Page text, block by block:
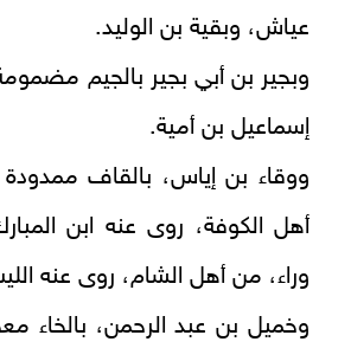
عياش، وبقية بن الوليد.
وبجير بن أبي بجير بالجيم
إسماعيل بن أمية.
ووقاء بن إياس، بالقاف
أهل الكوفة، روى عنه ابن
وراء، من أهل الشام، روى عنه
وخميل بن عبد الرحمن، بالخاء